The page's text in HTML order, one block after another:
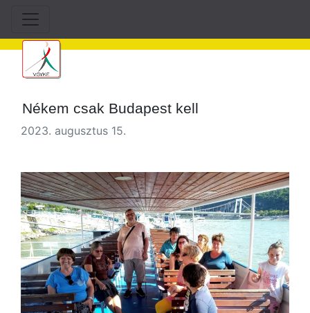
Nékem csak Budapest kell
2023. augusztus 15.